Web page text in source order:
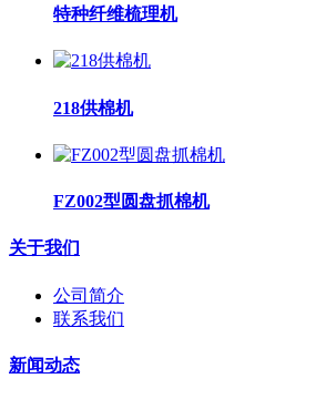
特种纤维梳理机
218供棉机
FZ002型圆盘抓棉机
关于我们
公司简介
联系我们
新闻动态